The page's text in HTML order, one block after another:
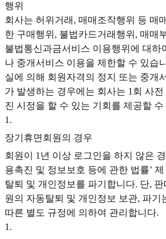
행위
회사는 허위거래, 매매조작행위 등 매
한 구매행위, 불법카드거래행위, 매매
불법통신과금서비스 이용행위에 대하
나 중개서비스 이용을 제한할 수 있습
실에 의해 회원자격의 정지 또는 중개
가 발생하는 경우에는 회사는 1회 사
진 시정을 할 수 있는 기회를 제공할 수
1 .
장기휴면회원의 경우
회원이 1년 이상 로그인을 하지 않은
용촉진 및 정보보호 등에 관한 법률’
탈퇴 및 개인정보를 파기합니다. 단,
원의 자동탈퇴 및 개인정보 보관, 파기
따른 별도 규정에 의하여 관리합니다.
1 .